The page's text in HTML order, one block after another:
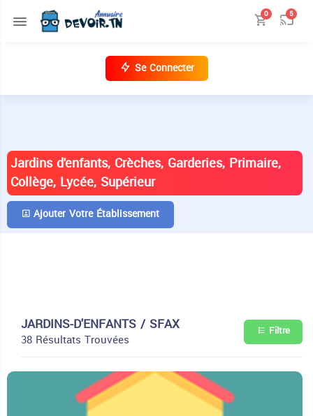
0 5
Se Connecter
Jardins d'enfants, Crèches, Garderies, Primaire,
Collège, Lycée, Supérieur
Ajouter Votre Établissement
JARDINS-D'ENFANTS / SFAX
38 Résultats Trouvées Filtre